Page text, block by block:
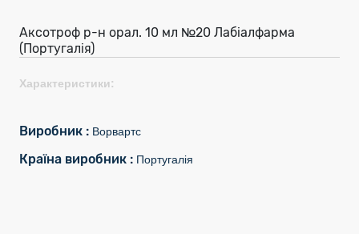
Аксотроф р-н орал. 10 мл №20 Лабіалфарма
(Португалія)
Характеристики:
Виробник : Ворвартс
Країна виробник : Португалія